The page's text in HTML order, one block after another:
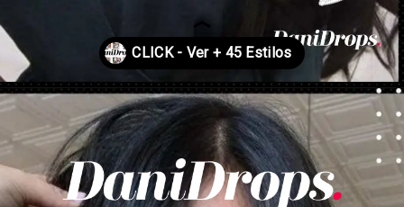
Abriendo...https://danidrops.com.br/es/categoria/pelo/